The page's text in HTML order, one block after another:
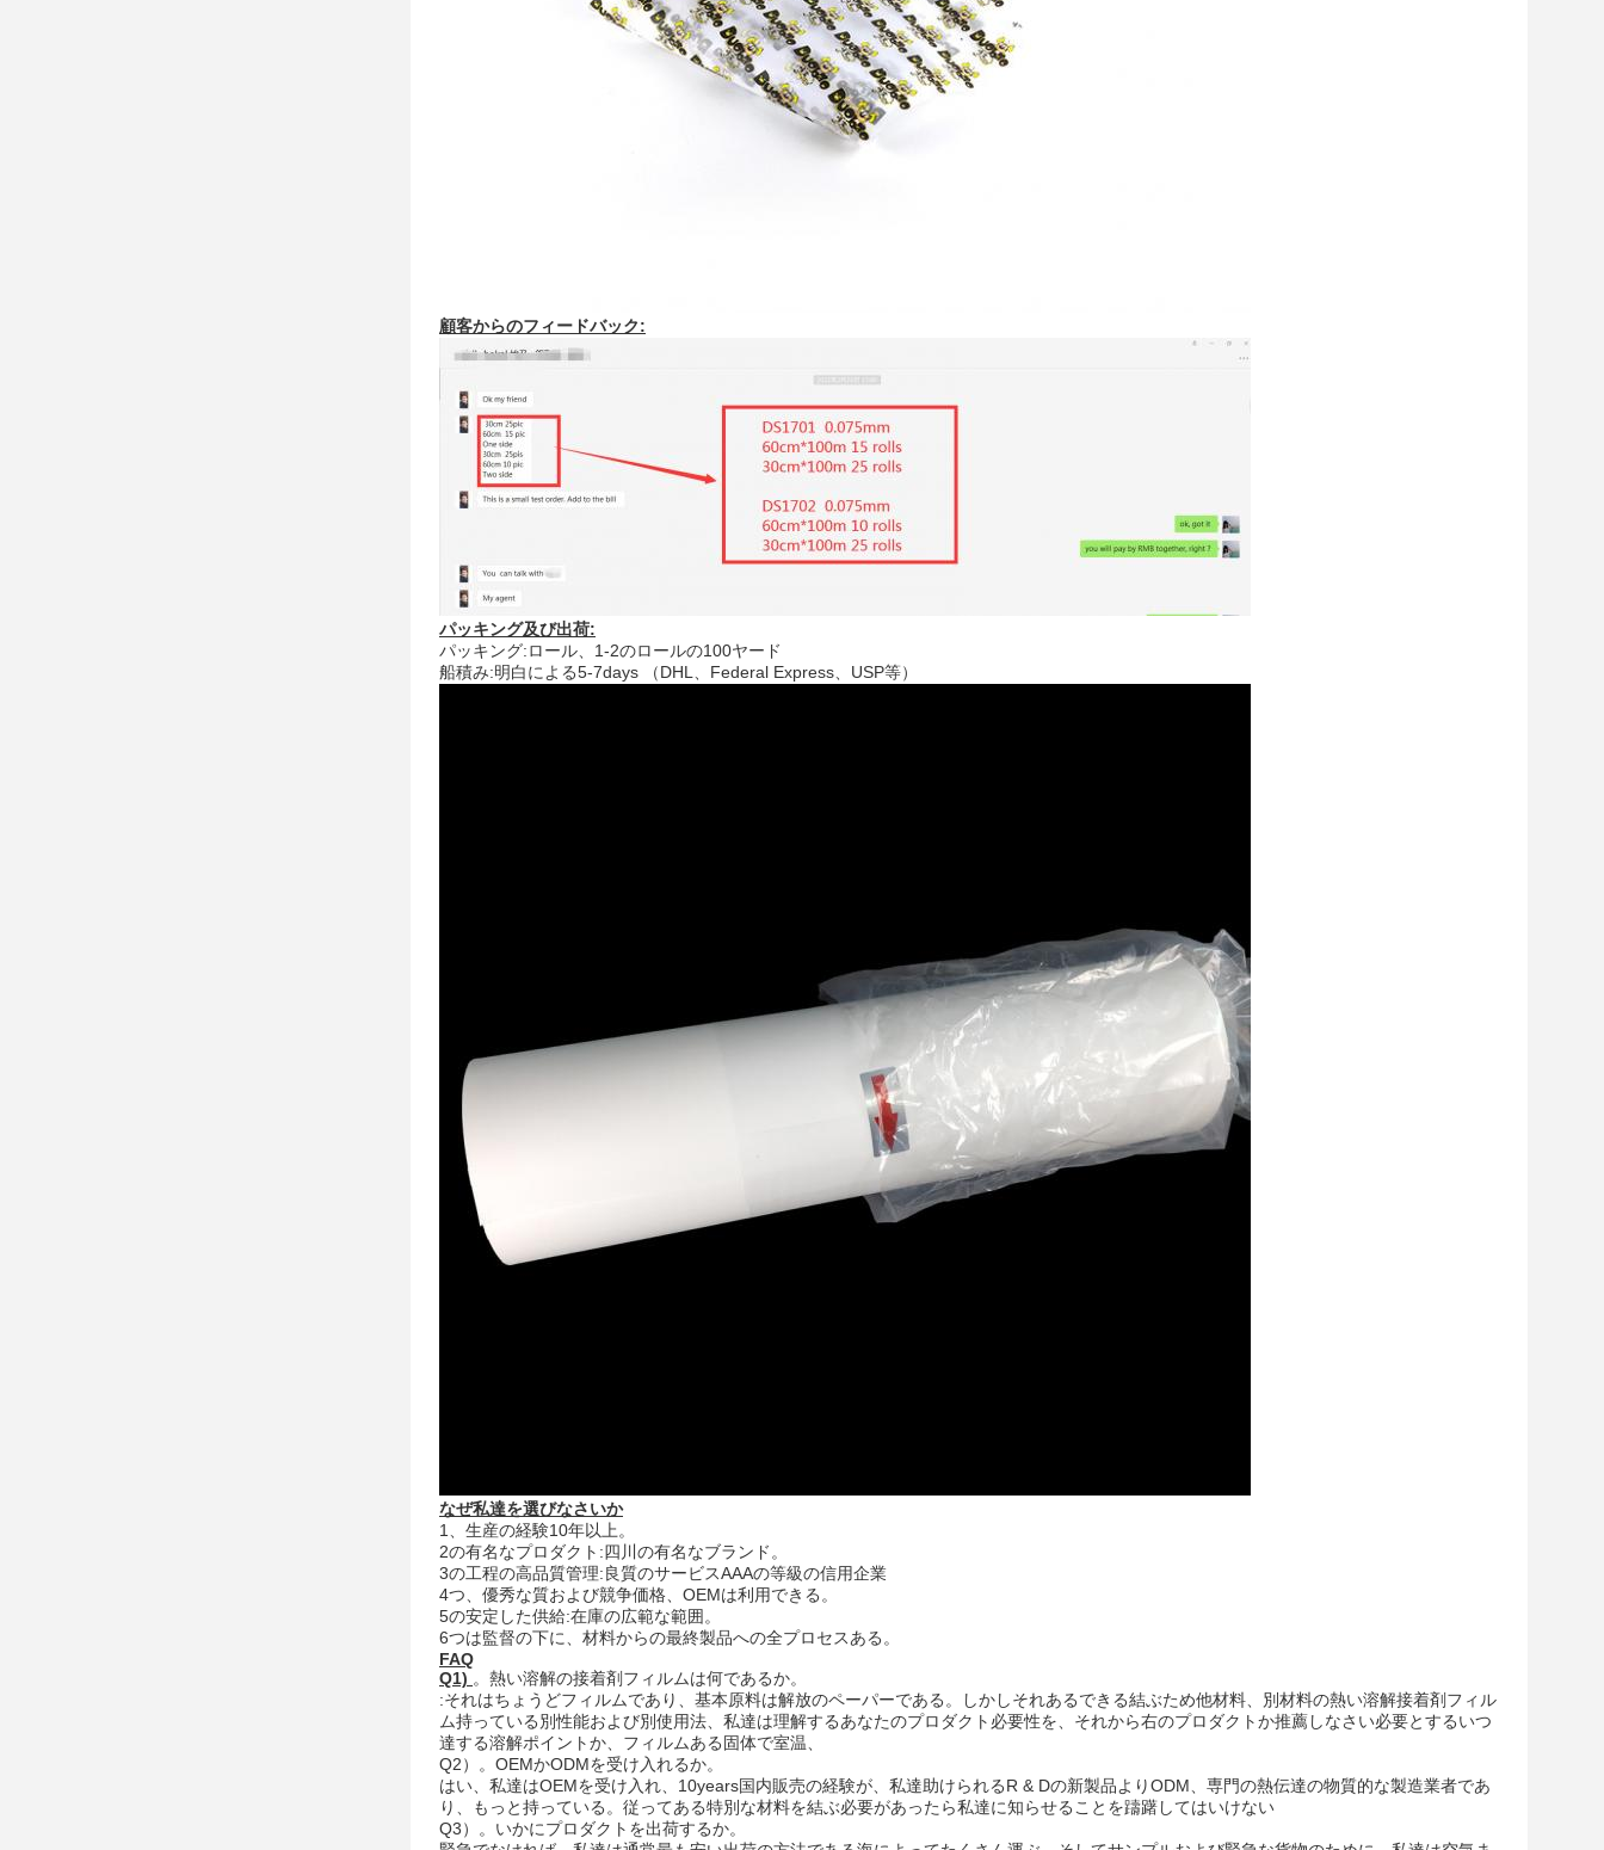
顧客からのフィードバック:
パッキング及び出荷:
パッキング:ロール、1-2のロールの100ヤード
船積み:明白による5-7days （DHL、Federal Express、USP等）
なぜ私達を選びなさいか
1、生産の経験10年以上。
2の有名なプロダクト:四川の有名なブランド。
3の工程の高品質管理:良質のサービスAAAの等級の信用企業
4つ、優秀な質および競争価格、OEMは利用できる。
5の安定した供給:在庫の広範な範囲。
6つは監督の下に、材料からの最終製品への全プロセスある。
FAQ
Q1) 。熱い溶解の接着剤フィルムは何であるか。
:それはちょうどフィルムであり、基本原料は解放のペーパーである。しかしそれあるできる結ぶため他材料、別材料の熱い溶解接着剤フィル
ム持っている別性能および別使用法、私達は理解するあなたのプロダクト必要性を、それから右のプロダクトか推薦しなさい必要とするいつ
達する溶解ポイントか、フィルムある固体で室温、
Q2）。OEMかODMを受け入れるか。
はい、私達はOEMを受け入れ、10years国内販売の経験が、私達助けられるR & Dの新製品よりODM、専門の熱伝達の物質的な製造業者であ
り、もっと持っている。従ってある特別な材料を結ぶ必要があったら私達に知らせることを躊躇してはいけない
Q3）。いかにプロダクトを出荷するか。